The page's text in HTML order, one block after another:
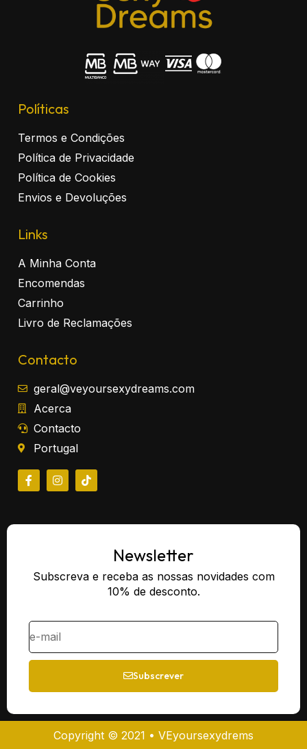
Políticas
Termos e Condições
Política de Privacidade
Política de Cookies
Envios e Devoluções
Links
A Minha Conta
Encomendas
Carrinho
Livro de Reclamações
Contacto
geral@veyoursexydreams.com
Acerca
Contacto
Portugal
Newsletter
Subscreva e receba as nossas novidades com
10% de desconto.
Subscrever
Copyright © 2021 • VEyoursexydrems